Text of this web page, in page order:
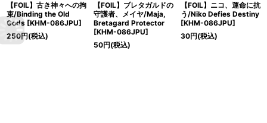
【FOIL】古き神々への拘
束/Binding the Old
Gods [KHM-086JPU]
250円(税込)
【FOIL】ブレタガルドの
守護者、メイヤ/Maja,
Bretagard Protector
[KHM-086JPU]
50円(税込)
【FOIL】ニコ、運命に抗
う/Niko Defies Destiny
[KHM-086JPU]
30円(税込)